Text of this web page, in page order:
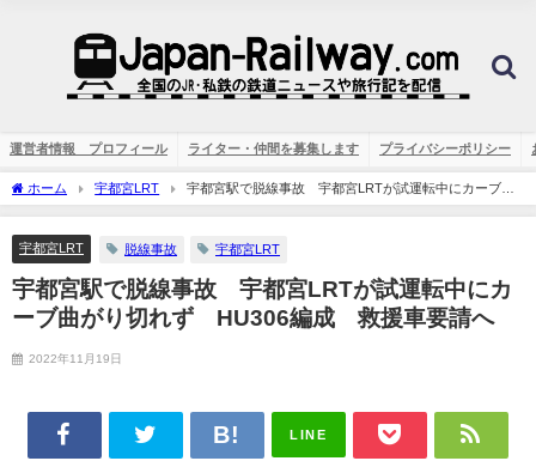
運営者情報 プロフィール ライター・仲間を募集します プライバシーポリシー
ホーム 宇都宮LRT
宇都宮駅で脱線事故 宇都宮LRTが試運転中にカーブ曲
がり切れず HU306編成 救援車要請へ
宇都宮LRT 脱線事故 宇都宮LRT
宇都宮駅で脱線事故 宇都宮LRTが試運転中にカ
ーブ曲がり切れず HU306編成 救援車要請へ
2022年11月19日
LINE